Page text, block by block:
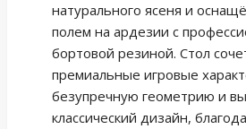
натурального ясеня и
полем на ардезии с
бортовой резиной. Стол
премиальные игровые
безупречную геометрию и
классический дизайн,